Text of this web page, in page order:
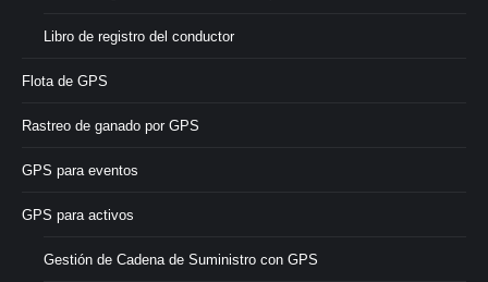
Libro de registro del conductor
Flota de GPS
Rastreo de ganado por GPS
GPS para eventos
GPS para activos
Gestión de Cadena de Suministro con GPS